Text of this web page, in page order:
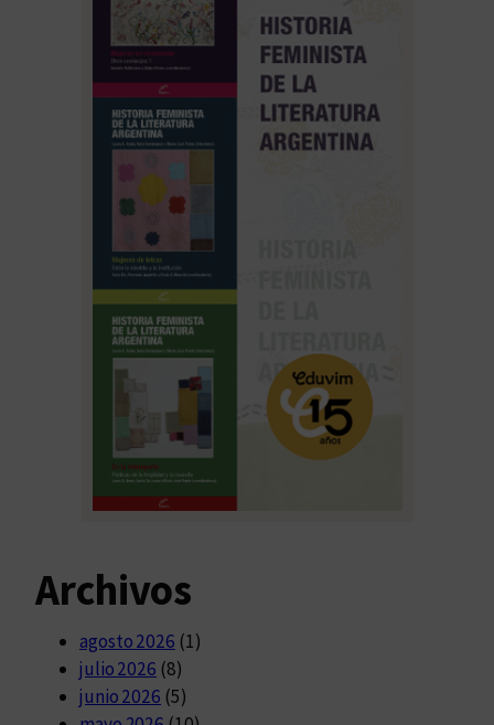
Archivos
agosto 2026 (1)
julio 2026 (8)
junio 2026 (5)